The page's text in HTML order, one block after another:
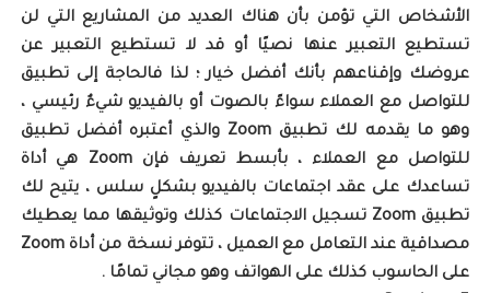
الأشخاص التي تؤمن بأن هناك العديد من المشاريع التي لن
تستطيع التعبير عنها نصيًا أو قد لا تستطيع التعبير عن
عروضك وإقناعهم بأنك أفضل خيار ؛ لذا فالحاجة إلى تطبيق
للتواصل مع العملاء سواءً بالصوت أو بالفيديو شيءٌ رئيسي ،
وهو ما يقدمه لك تطبيق Zoom والذي أعتبره أفضل تطبيق
للتواصل مع العملاء ، بأبسط تعريف فإن Zoom هي أداة
تساعدك على عقد اجتماعات بالفيديو بشكلٍ سلس ، يتيح لك
تطبيق Zoom تسجيل الاجتماعات كذلك وتوثيقها مما يعطيك
مصداقية عند التعامل مع العميل ، تتوفر نسخة من أداة Zoom
على الحاسوب كذلك على الهواتف وهو مجاني تمامًا .